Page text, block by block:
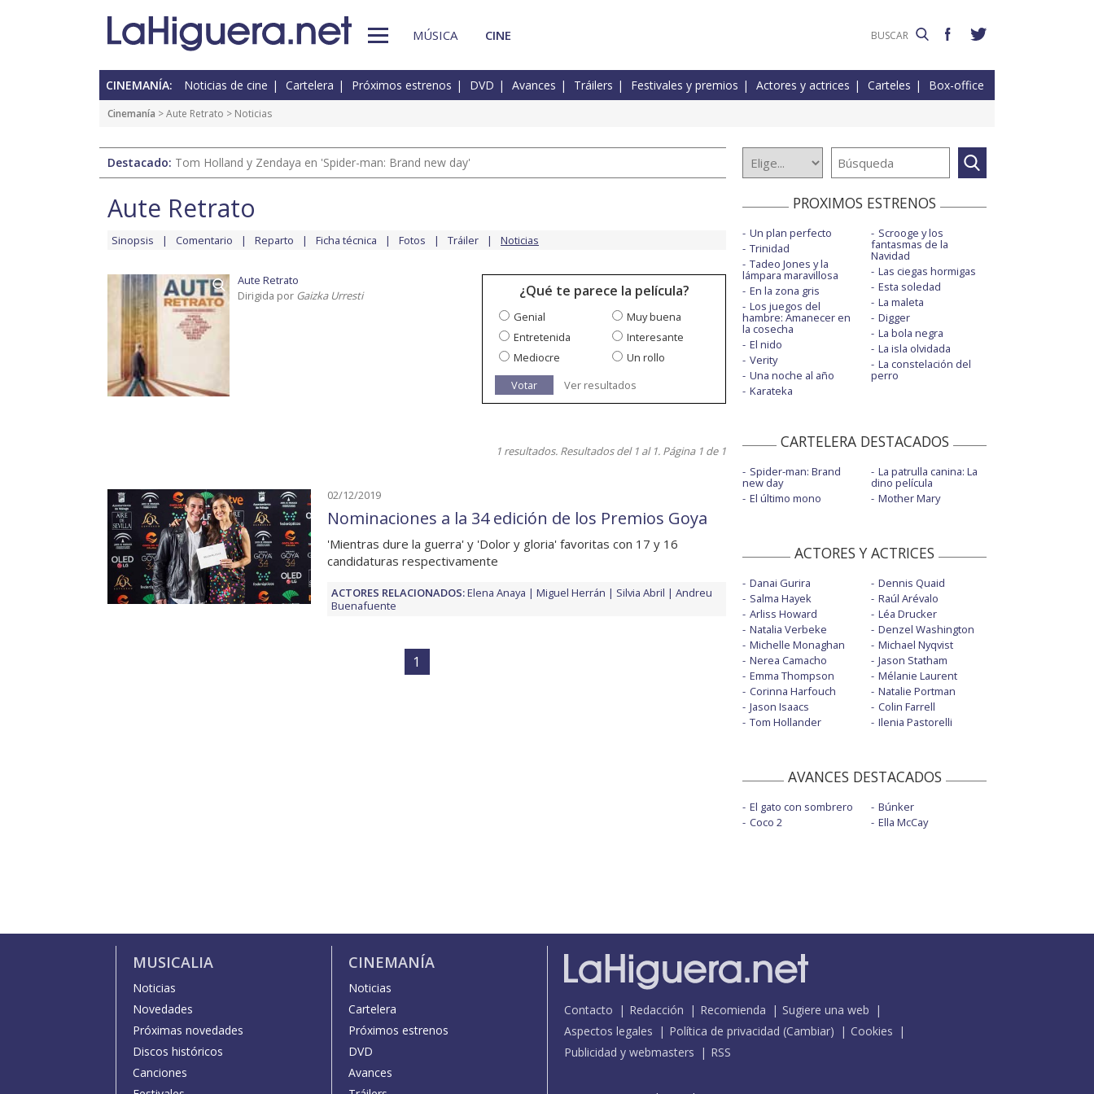
MÚSICA CINE
CINEMANÍA: Noticias de cine Cartelera Próximos estrenos DVD Avances Tráilers Festivales y premios Actores y actrices Carteles Box-office
Cinemanía >Aute Retrato > Noticias
Destacado: Tom Holland y Zendaya en 'Spider-man: Brand new day'
Aute Retrato
Sinopsis Comentario Reparto Ficha técnica Fotos Tráiler Noticias
Aute Retrato
Dirigida por Gaizka Urresti ¿Qué te parece la película?
Genial
Muy buena
Entretenida
Interesante
Mediocre
Un rollo
Votar
Ver resultados
1 resultados. Resultados del 1 al 1. Página 1 de 1
02/12/2019
Nominaciones a la 34 edición de los Premios Goya
'Mientras dure la guerra' y 'Dolor y gloria' favoritas con 17 y 16
candidaturas respectivamente
ACTORES RELACIONADOS:Elena Anaya Miguel Herrán Silvia Abril
Andreu
Buenafuente
1
PROXIMOS ESTRENOS
Un plan perfecto
Trinidad
Tadeo Jones y la
lámpara maravillosa
En la zona gris
Los juegos del
hambre: Amanecer en
la cosecha
El nido
Verity
Una noche al año
Karateka
Scrooge y los
fantasmas de la
Navidad
Las ciegas hormigas
Esta soledad
La maleta
Digger
La bola negra
La isla olvidada
La constelación del
perro
CARTELERA DESTACADOS
Spider-man: Brand
new day
El último mono
La patrulla canina: La
dino película
Mother Mary
ACTORES Y ACTRICES
Danai Gurira
Salma Hayek
Arliss Howard
Natalia Verbeke
Michelle Monaghan
Nerea Camacho
Emma Thompson
Corinna Harfouch
Jason Isaacs
Tom Hollander
Dennis Quaid
Raúl Arévalo
Léa Drucker
Denzel Washington
Michael Nyqvist
Jason Statham
Mélanie Laurent
Natalie Portman
Colin Farrell
Ilenia Pastorelli
AVANCES DESTACADOS
El gato con sombrero
Coco 2
Búnker
Ella McCay
MUSICALIA
Noticias
Novedades
Próximas novedades
Discos históricos
Canciones
CINEMANÍA
Noticias
Cartelera
Próximos estrenos
DVD
Avances
Contacto Redacción Recomienda
Sugiere una web
Aspectos legales
Política de privacidad (Cambiar)
Cookies
Publicidad y webmasters
RSS